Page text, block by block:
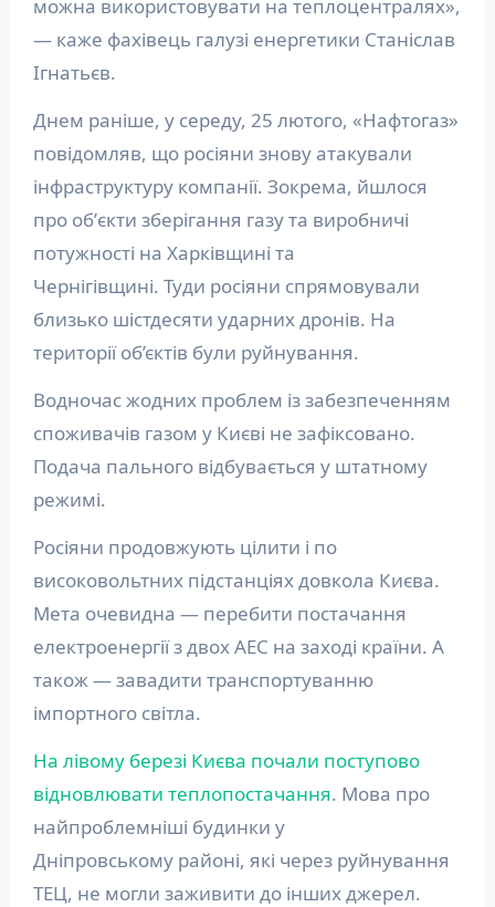
можна використовувати на теплоцентралях»,
— каже фахівець галузі енергетики Станіслав
Ігнатьєв.
Днем раніше, у середу, 25 лютого, «Нафтогаз»
повідомляв, що росіяни знову атакували
інфраструктуру компанії. Зокрема, йшлося
про обʼєкти зберігання газу та виробничі
потужності на Харківщині та
Чернігівщині. Туди росіяни спрямовували
близько шістдесяти ударних дронів. На
території об’єктів були руйнування.
Водночас жодних проблем із забезпеченням
споживачів газом у Києві не зафіксовано.
Подача пального відбувається у штатному
режимі.
Росіяни продовжують цілити і по
високовольтних підстанціях довкола Києва.
Мета очевидна — перебити постачання
електроенергії з двох АЕС на заході країни. А
також — завадити транспортуванню
імпортного світла.
На лівому березі Києва почали поступово
відновлювати теплопостачання. Мова про
найпроблемніші будинки у
Дніпровському районі, які через руйнування
ТЕЦ, не могли заживити до інших джерел.